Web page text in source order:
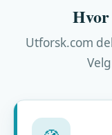
Hvor
Utforsk.com